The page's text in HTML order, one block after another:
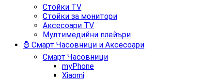
Стойки TV
Стойки за монитори
Аксесоари TV
Мултимедийни плейъри
⌚ Смарт Часовници и Аксесоари
Смарт Часовници
myPhone
Xiaomi